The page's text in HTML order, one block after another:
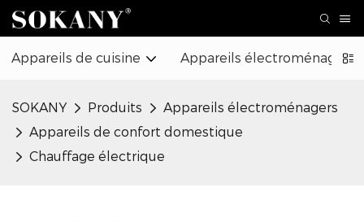
Appareils de cuisine Appareils électroménagers
SOKANY Produits
Appareils électroménagers
Appareils de confort domestique
Chauffage électrique